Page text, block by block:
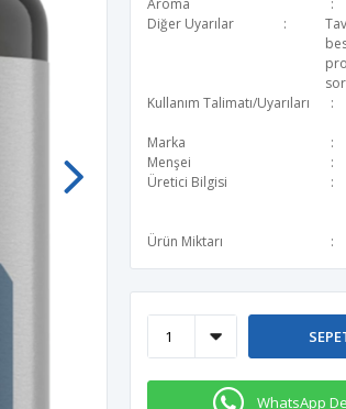
Aroma
Diğer Uyarılar
Kullanım Talimatı/Uyarıları
Marka
Menşei
Üretici Bilgisi
Ürün Miktarı
WhatsApp